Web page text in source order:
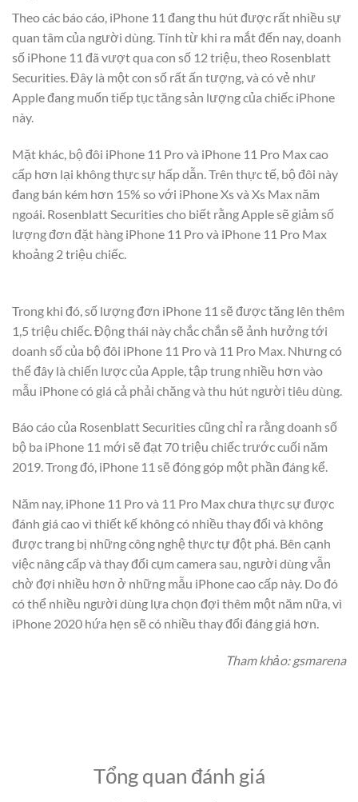
Theo các báo cáo, iPhone 11 đang thu hút được rất nhiều sự
quan tâm của người dùng. Tính từ khi ra mắt đến nay, doanh
số iPhone 11 đã vượt qua con số 12 triệu, theo Rosenblatt
Securities. Đây là một con số rất ấn tượng, và có vẻ như
Apple đang muốn tiếp tục tăng sản lượng của chiếc iPhone
này.
Mặt khác, bộ đôi iPhone 11 Pro và iPhone 11 Pro Max cao
cấp hơn lại không thực sự hấp dẫn. Trên thực tế, bộ đôi này
đang bán kém hơn 15% so với iPhone Xs và Xs Max năm
ngoái. Rosenblatt Securities cho biết rằng Apple sẽ giảm số
lượng đơn đặt hàng iPhone 11 Pro và iPhone 11 Pro Max
khoảng 2 triệu chiếc.
Trong khi đó, số lượng đơn iPhone 11 sẽ được tăng lên thêm
1,5 triệu chiếc. Động thái này chắc chắn sẽ ảnh hưởng tới
doanh số của bộ đôi iPhone 11 Pro và 11 Pro Max. Nhưng có
thể đây là chiến lược của Apple, tập trung nhiều hơn vào
mẫu iPhone có giá cả phải chăng và thu hút người tiêu dùng.
Báo cáo của Rosenblatt Securities cũng chỉ ra rằng doanh số
bộ ba iPhone 11 mới sẽ đạt 70 triệu chiếc trước cuối năm
2019. Trong đó, iPhone 11 sẽ đóng góp một phần đáng kể.
Năm nay, iPhone 11 Pro và 11 Pro Max chưa thực sự được
đánh giá cao vì thiết kế không có nhiều thay đổi và không
được trang bị những công nghệ thực tự đột phá. Bên cạnh
việc nâng cấp và thay đổi cụm camera sau, người dùng vẫn
chờ đợi nhiều hơn ở những mẫu iPhone cao cấp này. Do đó
có thể nhiều người dùng lựa chọn đợi thêm một năm nữa, vì
iPhone 2020 hứa hẹn sẽ có nhiều thay đổi đáng giá hơn.
Tham khảo: gsmarena
Tổng quan đánh giá